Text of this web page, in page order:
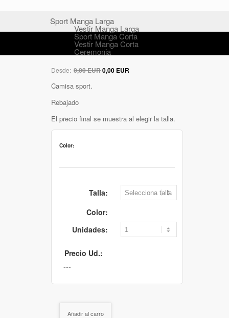
Sport Manga Larga
Vestir Manga Larga
Sport Manga Corta
Vestir Manga Corta
Ceremonia
Desde: 0,00 EUR0,00 EUR
Camisa sport.
Rebajado
El precio final se muestra al elegir la talla.
Color:
Talla:
Color:
Unidades:
Precio Ud.:
Añadir al carro